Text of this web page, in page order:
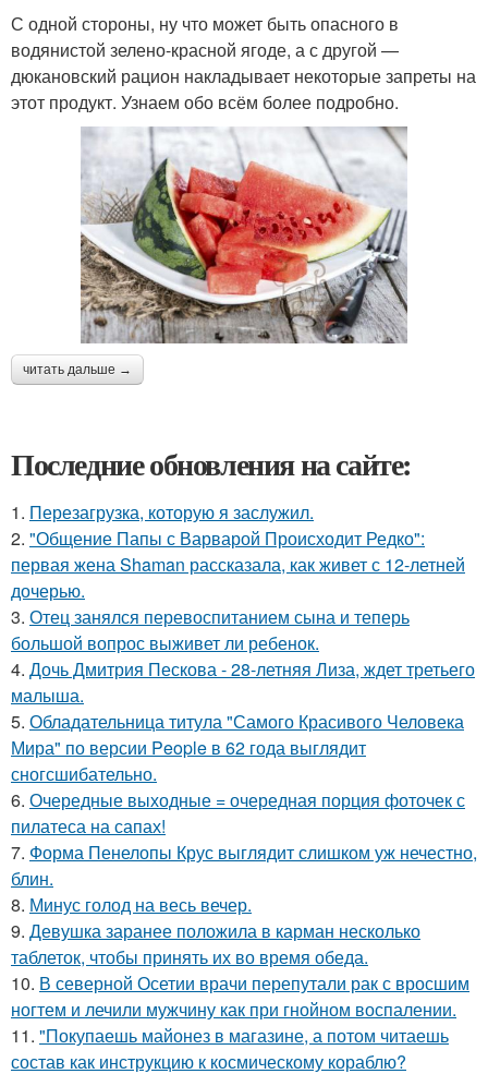
С одной стороны, ну что может быть опасного в
водянистой зелено-красной ягоде, а с другой —
дюкановский рацион накладывает некоторые запреты на
этот продукт. Узнаем обо всём более подробно.
читать дальше →
Последние обновления на сайте:
1. Перезагрузка, которую я заслужил.
2. "Общение Папы с Варварой Происходит Редко":
первая жена Shaman рассказала, как живет с 12-летней
дочерью.
3. Отец занялся перевоспитанием сына и теперь
большой вопрос выживет ли ребенок.
4. Дочь Дмитрия Пескова - 28-летняя Лиза, ждет третьего
малыша.
5. Обладательница титула "Самого Красивого Человека
Мира" по версии People в 62 года выглядит
сногсшибательно.
6. Очередные выходные = очередная порция фоточек с
пилатеса на сапах!
7. Форма Пенелопы Крус выглядит слишком уж нечестно,
блин.
8. Минус голод на весь вечер.
9. Девушка заранее положила в карман несколько
таблеток, чтобы принять их во время обеда.
10. В северной Осетии врачи перепутали рак с вросшим
ногтем и лечили мужчину как при гнойном воспалении.
11. "Покупаешь майонез в магазине, а потом читаешь
состав как инструкцию к космическому кораблю?